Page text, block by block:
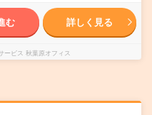
む 詳しく見る
ービス 秋葉原オフィス